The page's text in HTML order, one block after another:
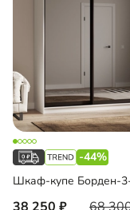
-44%
Шкаф-купе Борден-